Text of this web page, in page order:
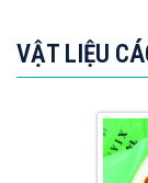
VẬT LIỆU